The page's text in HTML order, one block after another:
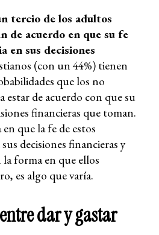
tercio de los adultos
de acuerdo en que su fe
en sus decisiones
(con un 44%) tienen
que los no
estar de acuerdo con que su
financieras que toman.
que la fe de estos
decisiones financieras y
forma en que ellos
es algo que varía.
dar y gastar